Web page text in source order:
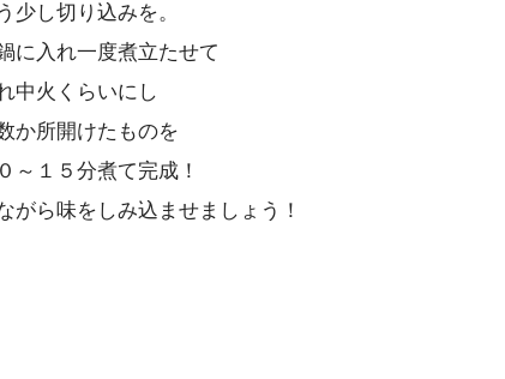
少し切り込みを。
に入れ一度煮立たせて
中火くらいにし
か所開けたものを
～１５分煮て完成！
がら味をしみ込ませましょう！